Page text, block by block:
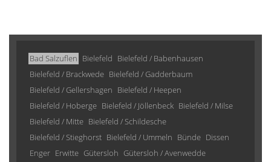
Bad Salzuflen Bielefeld Bielefeld / Babenhausen
Bielefeld / Brackwede Bielefeld / Gadderbaum
Bielefeld / Gellershagen Bielefeld / Heepen
Bielefeld / Hoberge Bielefeld / Jöllenbeck Bielefeld / Milse
Bielefeld / Mitte Bielefeld / Schildesche
Bielefeld / Stieghorst Bielefeld / Ummeln Bünde Dissen
Enger Erwitte Gütersloh Gütersloh / Avenwedde